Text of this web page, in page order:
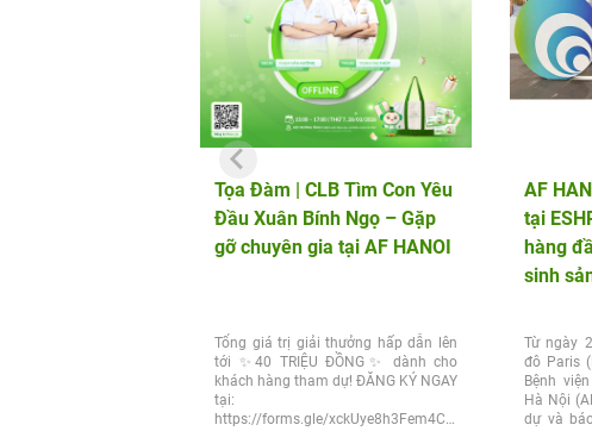
Tọa Đàm | CLB Tìm Con Yêu
Đầu Xuân Bính Ngọ – Gặp
gỡ chuyên gia tại AF HANOI
Tổng giá trị giải thưởng hấp dẫn lên
tới ✨40 TRIỆU ĐỒNG✨ dành cho
khách hàng tham dự! ĐĂNG KÝ NGAY
tại:
https://forms.gle/xckUye8h3Fem4Cep9
AF
tại
hàng
sinh
Từ ngày
đô Paris
Bệnh
Hà Nội
dự và